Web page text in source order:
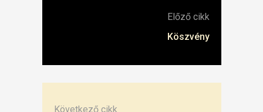
Előző cikk
Köszvény
Következő cikk